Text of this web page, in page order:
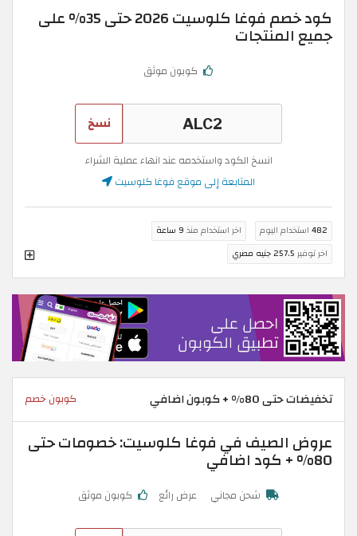
كود خصم فوغا كلوسيت 2026 حتى 35% على
جميع المنتجات
كوبون موثق
نسخ
انسخ الكود واستخدمه عند انهاء عملية الشراء
المتابعة إلى موقع فوغا كلوسيت
482 استخدام اليوم اخر استخدام منذ 9 ساعة
اخر توفير 257.5 جنيه مصري
تخفيضات حتى 80% + كوبون اضافي كوبون خصم
عروض الصيف في فوغا كلوسيت: خصومات حتى
80% + كود اضافي
شحن مجاني عرض رائع كوبون موثق